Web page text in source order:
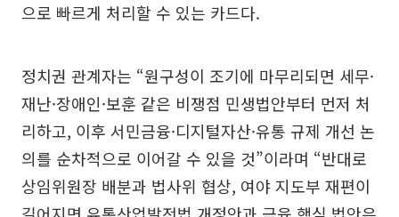
으로 빠르게 처리할 수 있는 카드다.
정치권 관계자는 “원구성이 조기에 마무리되면 세무·
재난·장애인·보훈 같은 비쟁점 민생법안부터 먼저 처
리하고, 이후 서민금융·디지털자산·유통 규제 개선 논
의를 순차적으로 이어갈 수 있을 것”이라며 “반대로
상임위원장 배분과 법사위 협상, 여야 지도부 재편이